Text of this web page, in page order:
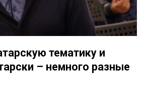
тематику и
– немного разные